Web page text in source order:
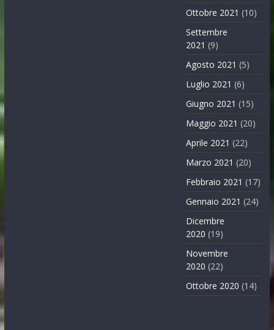
Ottobre 2021 (10)
Settembre
2021 (9)
Agosto 2021 (5)
Luglio 2021 (6)
Giugno 2021 (15)
Maggio 2021 (20)
Aprile 2021 (22)
Marzo 2021 (20)
Febbraio 2021 (17)
Gennaio 2021 (24)
Dicembre
2020 (19)
Novembre
2020 (22)
Ottobre 2020 (14)